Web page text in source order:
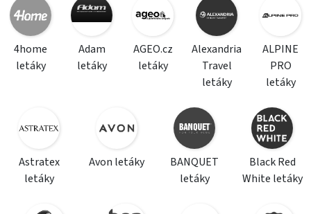
4home
letáky
Adam
letáky
AGEO.cz
letáky
Alexandria
Travel
letáky
ALPINE
PRO
letáky
Astratex
letáky
Avon letáky
BANQUET
letáky
Black Red
White letáky